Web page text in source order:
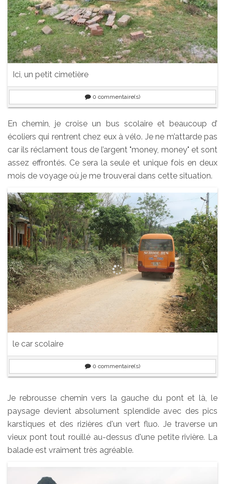
Ici, un petit cimetière
0 commentaire(s)
En chemin, je croise un bus scolaire et beaucoup d’
écoliers qui rentrent chez eux à vélo. Je ne m’attarde pas
car ils réclament tous de l’argent "money, money" et sont
assez effrontés. Ce sera la seule et unique fois en deux
mois de voyage où je me trouverai dans cette situation.
le car scolaire
0 commentaire(s)
Je rebrousse chemin vers la gauche du pont et là, le
paysage devient absolument splendide avec des pics
karstiques et des rizières d'un vert fluo. Je traverse un
vieux pont tout rouillé au-dessus d'une petite rivière. La
balade est vraiment très agréable.